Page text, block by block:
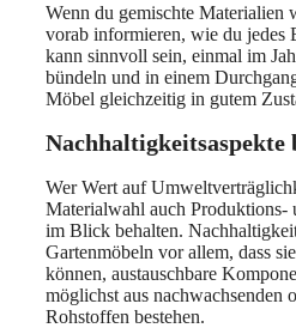
Wenn du gemischte Materialien
vorab informieren, wie du jedes
kann sinnvoll sein, einmal im
bündeln und in einem
Möbel gleichzeitig in gutem
Nachhaltigkeitsaspekte
Wer Wert auf
Materialwahl auch Produktions-
im Blick behalten.
Gartenmöbeln vor allem, dass
können, austauschbare
möglichst aus nachwachsenden
Rohstoffen bestehen.